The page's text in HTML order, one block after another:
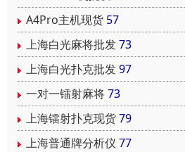
A4Pro主机现货 57
上海白光麻将批发73
上海白光扑克批发97
一对一镭射麻将73
上海镭射扑克现货79
上海普通牌分析仪 77